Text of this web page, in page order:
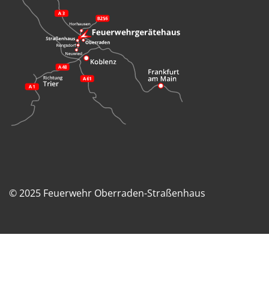
© 2025 Feuerwehr Oberraden-Straßenhaus